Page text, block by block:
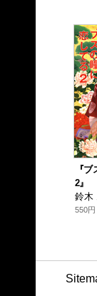
『
2』
鈴木
550